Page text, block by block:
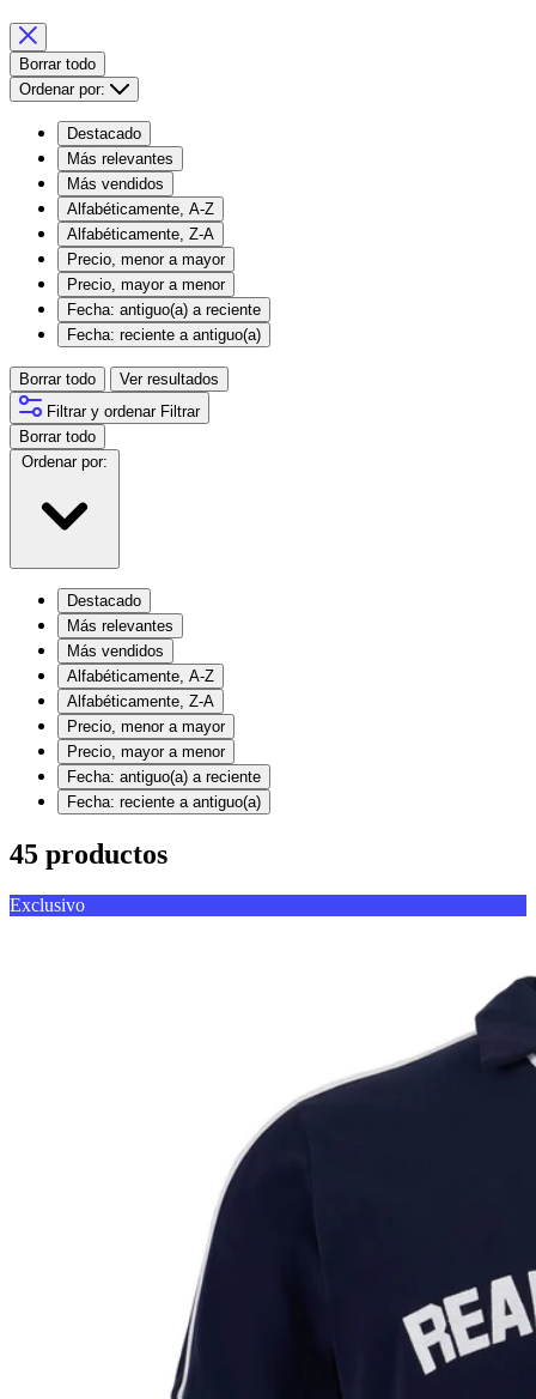
Borrar todo
Ordenar por:
Destacado
Más relevantes
Más vendidos
Alfabéticamente, A-Z
Alfabéticamente, Z-A
Precio, menor a mayor
Precio, mayor a menor
Fecha: antiguo(a) a reciente
Fecha: reciente a antiguo(a)
Borrar todo
Ver resultados
Filtrar y ordenar Filtrar
Borrar todo
Ordenar por:
Destacado
Más relevantes
Más vendidos
Alfabéticamente, A-Z
Alfabéticamente, Z-A
Precio, menor a mayor
Precio, mayor a menor
Fecha: antiguo(a) a reciente
Fecha: reciente a antiguo(a)
45 productos
Exclusivo